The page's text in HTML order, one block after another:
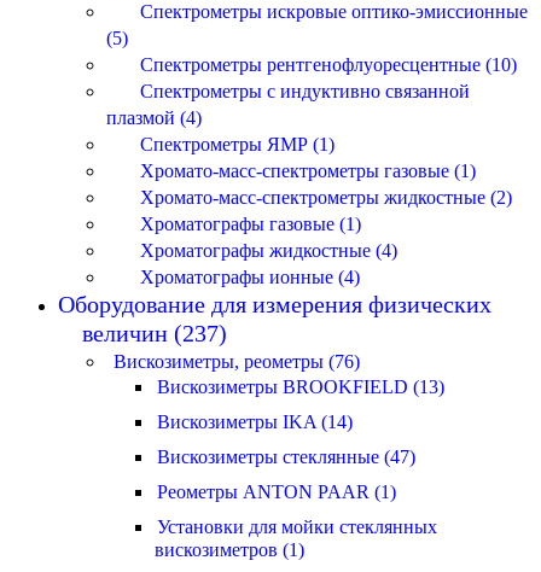
Спектрометры искровые оптико-эмиссионные
(5)
Спектрометры рентгенофлуоресцентные (10)
Спектрометры с индуктивно связанной
плазмой (4)
Спектрометры ЯМР (1)
Хромато-масс-спектрометры газовые (1)
Хромато-масс-спектрометры жидкостные (2)
Хроматографы газовые (1)
Хроматографы жидкостные (4)
Хроматографы ионные (4)
Оборудование для измерения физических
величин (237)
Вискозиметры, реометры (76)
Вискозиметры BROOKFIELD (13)
Вискозиметры IKA (14)
Вискозиметры стеклянные (47)
Реометры ANTON PAAR (1)
Установки для мойки стеклянных
вискозиметров (1)